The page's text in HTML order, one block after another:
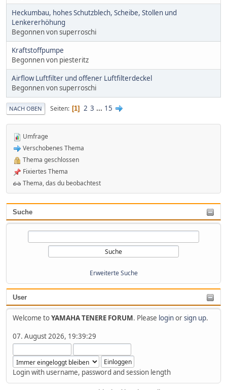
Suche
Erweiterte Suche
User
Welcome toYAMAHA TENERE FORUM. Please loginorsign up.
07. August 2026, 19:39:29
Login with username, password and session length
Heckumbau, hohes Schutzblech, Scheibe, Stollen und
Lenkererhöhung
Begonnen von superroschi
Kraftstoffpumpe
Begonnen von piesteritz
Airflow Luftfilter und offener Luftfilterdeckel
Begonnen von superroschi
NACH OBEN Seiten 1 2 3 ... 15
Umfrage
Verschobenes Thema
Thema geschlossen
Fixiertes Thema
Thema, das du beobachtest